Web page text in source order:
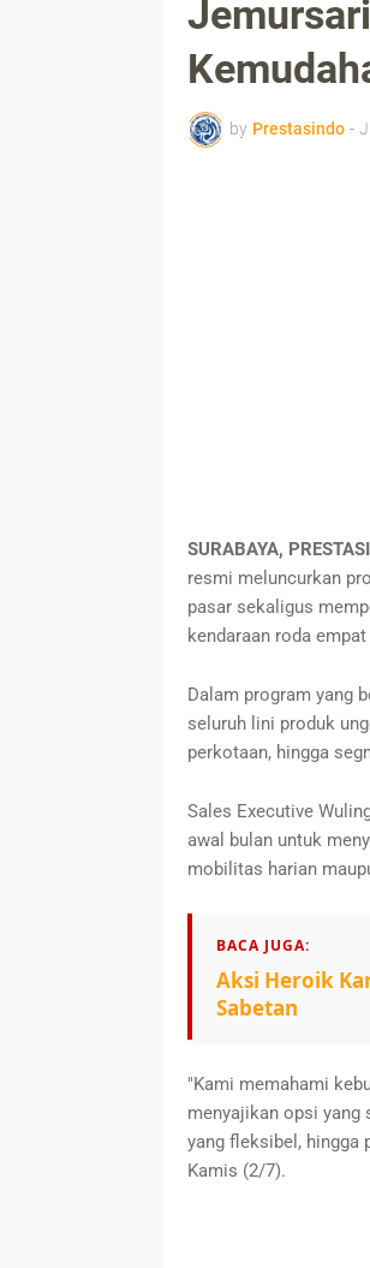
by Prestasindo -
SURABAYA,
resmi meluncurkan
pasar sekaligus
kendaraan roda
Dalam program yang
seluruh lini produk
perkotaan, hingga
Sales Executive
awal bulan untuk
mobilitas harian
BACA JUGA:
Aksi Heroik
Sabetan
"Kami memahami
menyajikan opsi yang
yang fleksibel, hingga
Kamis (2/7).